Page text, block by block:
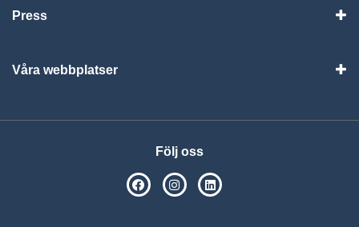
Press
Våra webbplatser
Följ oss
SPSM på Facebook
SPSM på Instagram